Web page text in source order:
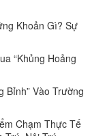
Khoản Gì? Sự
“Khủng Hoảng
Bỉnh” Vào Trường
Chạm Thực Tế